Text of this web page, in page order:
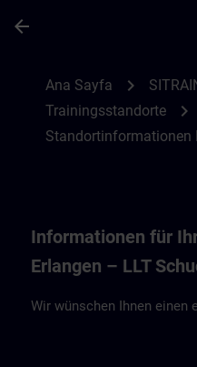
arrow_back
Ana Sayfa chevron_right
Trainingsstandorte chevron_right
Standortinformationen
Informationen für
Erlangen – LLT
Wir wünschen Ihnen einen